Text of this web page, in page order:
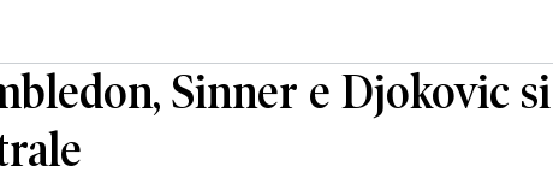
Sinner e Djokovic